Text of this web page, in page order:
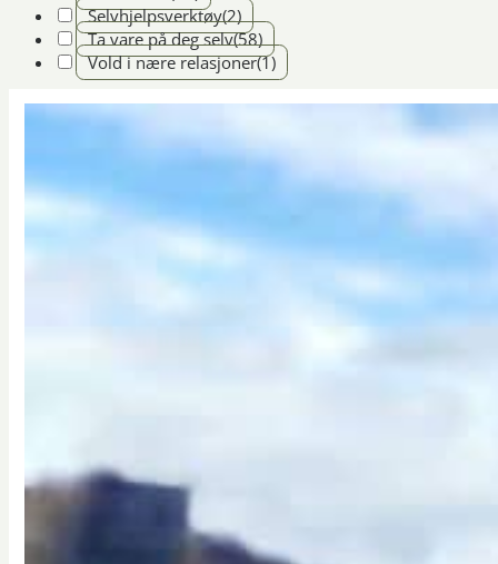
Selvhjelpsverktøy(2)
Ta vare på deg selv(58)
Vold i nære relasjoner(1)